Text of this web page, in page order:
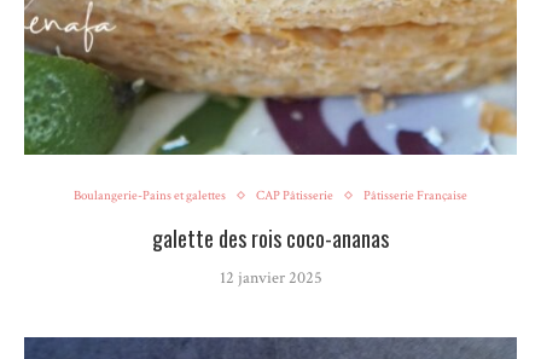
Boulangerie-Pains et galettes CAP Pâtisserie Pâtisserie Française
galette des rois coco-ananas
12 janvier 2025